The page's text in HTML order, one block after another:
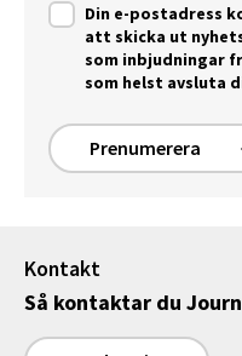
Din e-postadress
att skicka ut
som inbjudningar
som helst avsluta
Prenumerera
Kontakt
Så kontaktar du